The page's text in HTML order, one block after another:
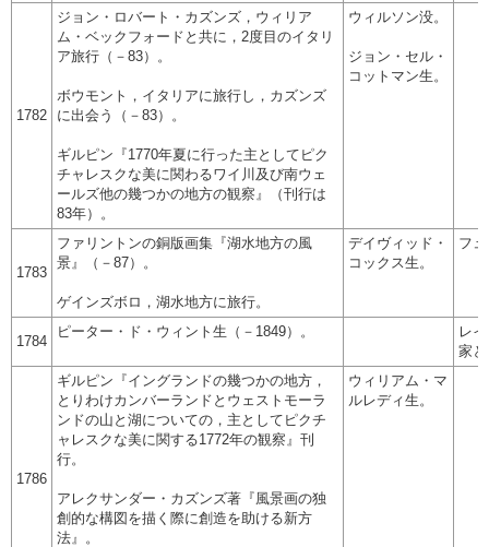
1782
ジョン・ロバート・カズンズ，ウィリア
ム・ベックフォードと共に，2度目のイタリ
ア旅行（－83）。
ボウモント，イタリアに旅行し，カズンズ
に出会う（－83）。
ギルピン『1770年夏に行った主としてピク
チャレスクな美に関わるワイ川及び南ウェ
ールズ他の幾つかの地方の観察』（刊行は
83年）。
ウィルソン没。
ジョン・セル・
コットマン生。
1783
ファリントンの銅版画集『湖水地方の風
景』（－87）。
ゲインズボロ，湖水地方に旅行。
デイヴィッド・
コックス生。
フ
1784
ピーター・ド・ウィント生（－1849）。
レ
家
1786
ギルピン『イングランドの幾つかの地方，
とりわけカンバーランドとウェストモーラ
ンドの山と湖についての，主としてピクチ
ャレスクな美に関する1772年の観察』刊
行。
アレクサンダー・カズンズ著『風景画の独
創的な構図を描く際に創造を助ける新方
法』。
ウィリアム・マ
ルレディ生。